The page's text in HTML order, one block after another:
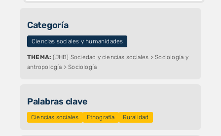
Categoría
Ciencias sociales y humanidades
THEMA: (JHB) Sociedad y ciencias sociales > Sociología y
antropología > Sociología
Palabras clave
Ciencias sociales Etnografía Ruralidad